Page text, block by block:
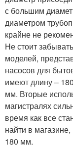
с большим
диаметром
крайне не
Не стоит
моделей,
насосов для
имеют длину –
мм. Вторые
магистралях
время как все
найти в
180 мм.